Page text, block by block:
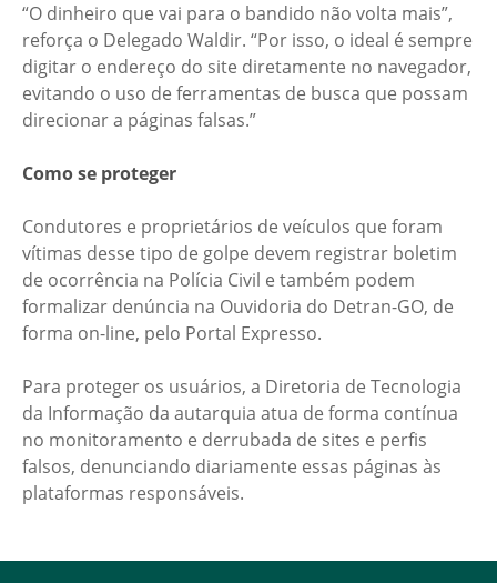
“O dinheiro que vai para o bandido não volta mais”,
reforça o Delegado Waldir. “Por isso, o ideal é sempre
digitar o endereço do site diretamente no navegador,
evitando o uso de ferramentas de busca que possam
direcionar a páginas falsas.”
Como se proteger
Condutores e proprietários de veículos que foram
vítimas desse tipo de golpe devem registrar boletim
de ocorrência na Polícia Civil e também podem
formalizar denúncia na Ouvidoria do Detran-GO, de
forma on-line, pelo Portal Expresso.
Para proteger os usuários, a Diretoria de Tecnologia
da Informação da autarquia atua de forma contínua
no monitoramento e derrubada de sites e perfis
falsos, denunciando diariamente essas páginas às
plataformas responsáveis.